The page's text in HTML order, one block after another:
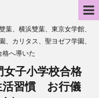
、横浜雙葉、東京女学館、
カリタス、聖ヨゼフ学園、
格へ導いた
女子小学校合格
習慣 お行儀